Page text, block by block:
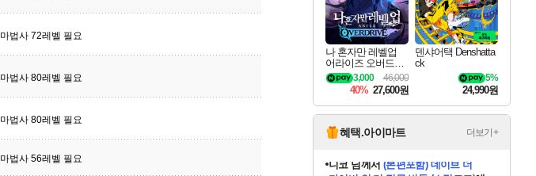
마법사 72레벨 필요
마법사 80레벨 필요
마법사 80레벨 필요
마법사 56레벨 필요
나 혼자만 레벨업
어라이즈 오버드라
이브 Solo Leveling A
rise
46,000
3,000
40% 27,600원
덴샤어택 Denshatta
ck
5%
24,990원
혜택.아이마트 더보기+
한건했습니다님께서마피아